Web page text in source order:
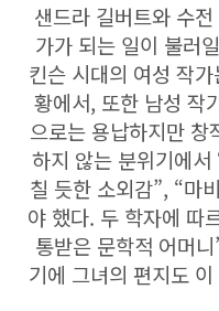
샌드라 길버트와 수
가가 되는 일이 불러
킨슨 시대의 여성 작
황에서, 또한 남성 작
으로는 용납하지만 창
하지 않는 분위기에
칠 듯한 소외감”, “마
야 했다. 두 학자에 따
통받은 문학적 어머
기에 그녀의 편지도